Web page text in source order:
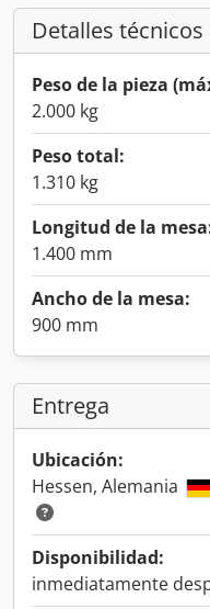
Detalles técnicos
Peso de la pieza
2.000 kg
Peso total:
1.310 kg
Longitud de la
1.400 mm
Ancho de la mesa:
900 mm
Entrega
Ubicación:
Hessen, Alemania
Disponibilidad:
inmediatamente